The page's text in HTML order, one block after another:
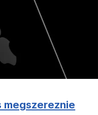
megszereznie